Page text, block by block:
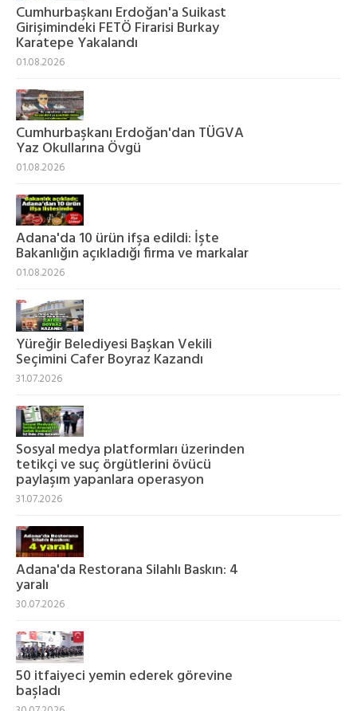
Cumhurbaşkanı Erdoğan'a Suikast
Girişimindeki FETÖ Firarisi Burkay
Karatepe Yakalandı
01.08.2026
Cumhurbaşkanı Erdoğan'dan TÜGVA
Yaz Okullarına Övgü
01.08.2026
Adana'da 10 ürün ifşa edildi: İşte
Bakanlığın açıkladığı firma ve markalar
01.08.2026
Yüreğir Belediyesi Başkan Vekili
Seçimini Cafer Boyraz Kazandı
31.07.2026
Sosyal medya platformları üzerinden
tetikçi ve suç örgütlerini övücü
paylaşım yapanlara operasyon
31.07.2026
Adana'da Restorana Silahlı Baskın: 4
yaralı
30.07.2026
50 itfaiyeci yemin ederek görevine
başladı